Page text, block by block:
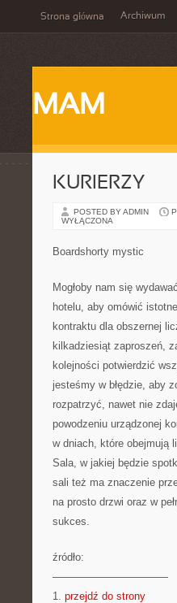
Strona główna Archiwum
MAM
KURIERZY
POSTED BY ADMIN
WYŁĄCZONA
Boardshorty mystic
Mogłoby nam się
hotelu, aby omówić
kontraktu dla obszernej
kilkadziesiąt zaproszeń,
kolejności potwierdzić
jesteśmy w błędzie, aby
rozpatrzyć, nawet nie
powodzeniu urządzonej
w dniach, które obejmują
Sala, w jakiej będzie
sali też ma znaczenie
na prosto drzwi oraz w
sukces.
źródło:
———————————
1. przejdź do strony